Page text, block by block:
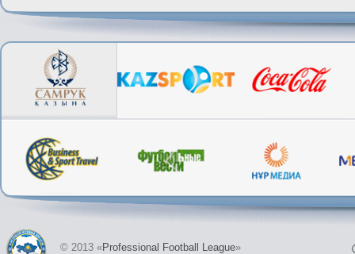
© 2013 «Professional Football League»